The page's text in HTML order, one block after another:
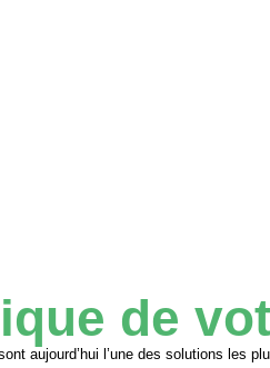
de
aujourd’hui l’une des solutions les